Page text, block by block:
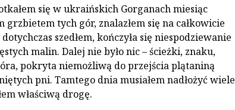
się w ukraińskich Gorganach miesiąc
grzbietem tych gór, znalazłem się na całkowicie
szedłem, kończyła się niespodziewanie
malin. Dalej nie było nic – ścieżki, znaku,
pokryta niemożliwą do przejścia plątaniną
pni. Tamtego dnia musiałem nadłożyć wiele
właściwą drogę.